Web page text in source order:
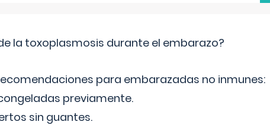
la toxoplasmosis durante el embarazo?
para embarazadas no inmunes:
previamente.
sin guantes.